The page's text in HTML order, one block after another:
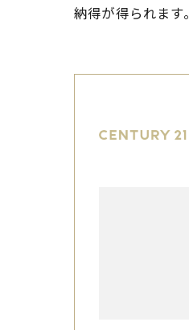
納得が得られます。